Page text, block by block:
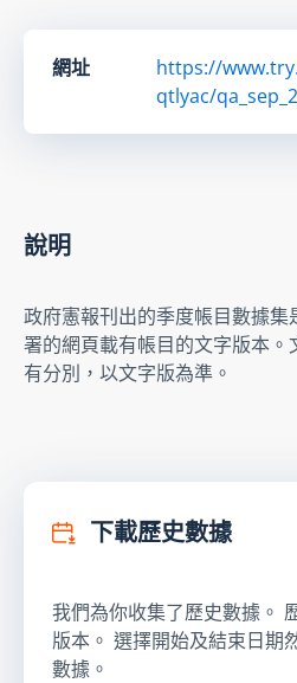
網址
https://
qtlyac/
說明
政府憲報刊出的季度帳目數據集
署的網頁載有帳目的文字版本。
有分別，以文字版為準。
下載歷史數據
我們為你收集了歷史數據。
版本。 選擇開始及結束日期
數據。